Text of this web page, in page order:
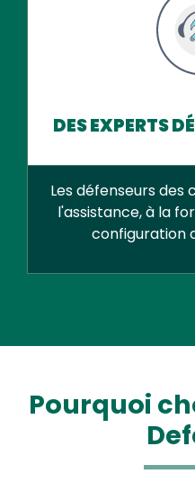
DES EXPERTS
Les défenseurs
l'assistance, à la
configuration
Pourquoi